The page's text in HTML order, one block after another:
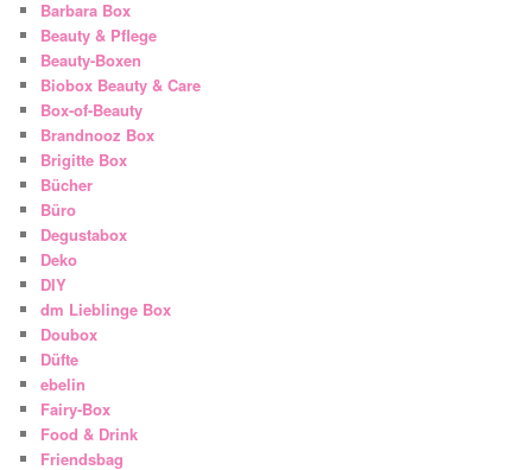
Barbara Box
Beauty & Pflege
Beauty-Boxen
Biobox Beauty & Care
Box-of-Beauty
Brandnooz Box
Brigitte Box
Bücher
Büro
Degustabox
Deko
DIY
dm Lieblinge Box
Doubox
Düfte
ebelin
Fairy-Box
Food & Drink
Friendsbag